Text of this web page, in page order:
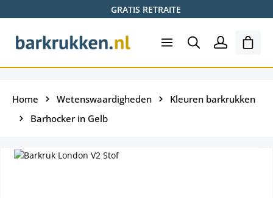
GRATIS RETRAITE
Home Wetenswaardigheden
Kleuren barkrukken
Barhocker in Gelb